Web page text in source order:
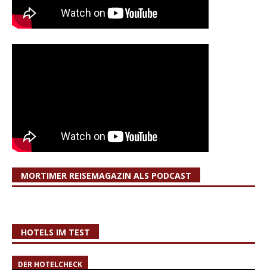
MORTIMER REISEMAGAZIN ALS PODCAST
HOTELS IM TEST
DER HOTELCHECK